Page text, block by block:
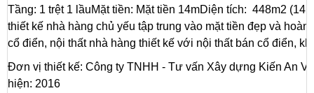
Tầng: 1 trệt 1 lầuMặt tiền: Mặt tiền 14mDiện tích: 448m2
thiết kế nhà hàng chủ yếu tập trung vào mặt tiền đẹp và
cổ điển, nội thất nhà hàng thiết kế với nội thất bán cổ điển,
Đơn vị thiết kế: Công ty TNHH - Tư vấn Xây dựng Kiến An
hiện: 2016